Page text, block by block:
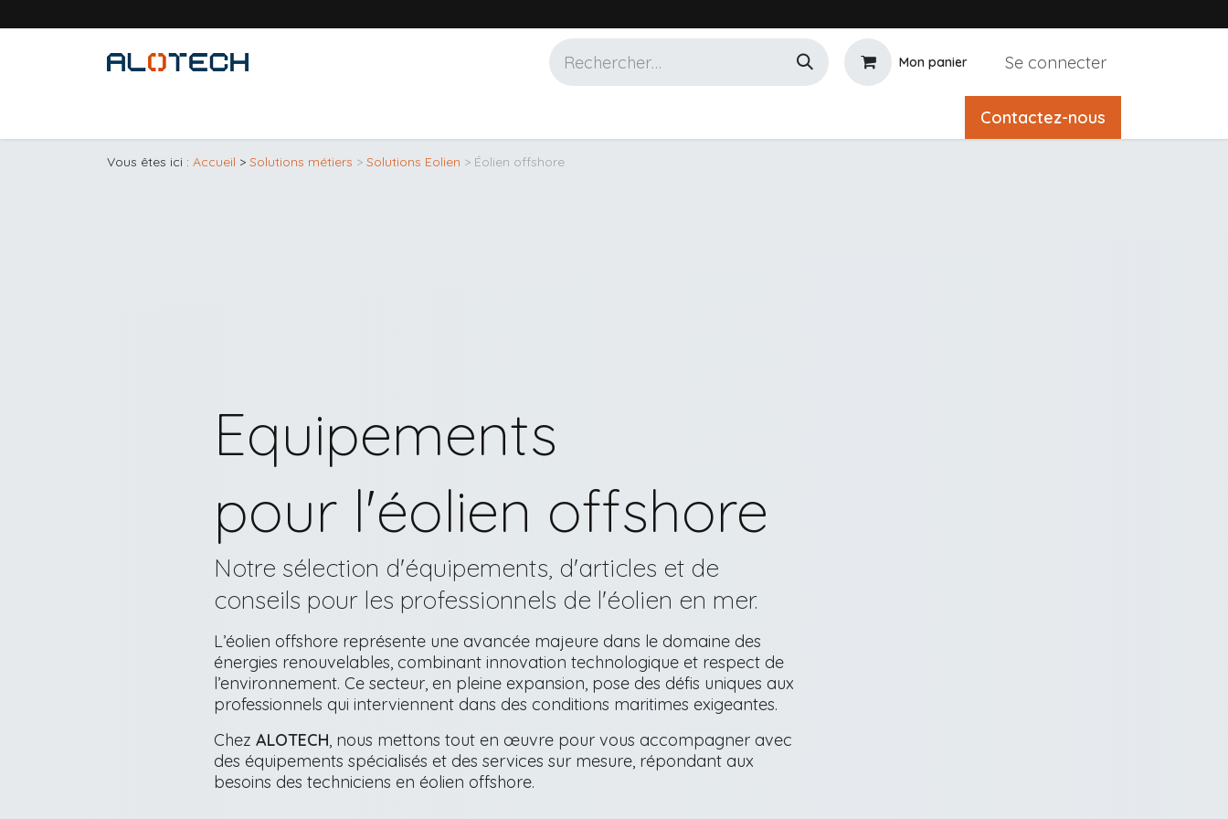
Mon panier Se connecter
Contactez-nous
Vous êtes ici : Accueil > Solutions métiers > Solutions Eolien > Éolien offshore
Equipements
pour l'éolien offshore
Notre sélection d'équipements, d'articles et de
conseils pour les professionnels de l'éolien en mer.
L’éolien offshore représente une avancée majeure dans le domaine des
énergies renouvelables, combinant innovation technologique et respect de
l’environnement. Ce secteur, en pleine expansion, pose des défis uniques aux
professionnels qui interviennent dans des conditions maritimes exigeantes.
Chez ALOTECH, nous mettons tout en œuvre pour vous accompagner avec
des équipements spécialisés et des services sur mesure, répondant aux
besoins des techniciens en éolien offshore.